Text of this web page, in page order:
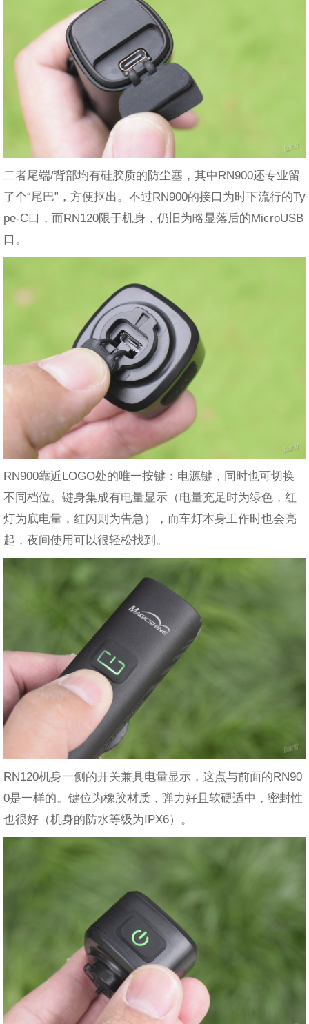
二者尾端/背部均有硅胶质的防尘塞，其中RN900还专业留
了个“尾巴”，方便抠出。不过RN900的接口为时下流行的Ty
pe-C口，而RN120限于机身，仍旧为略显落后的MicroUSB
口。
RN900靠近LOGO处的唯一按键：电源键，同时也可切换
不同档位。键身集成有电量显示（电量充足时为绿色，红
灯为底电量，红闪则为告急），而车灯本身工作时也会亮
起，夜间使用可以很轻松找到。
RN120机身一侧的开关兼具电量显示，这点与前面的RN90
0是一样的。键位为橡胶材质，弹力好且软硬适中，密封性
也很好（机身的防水等级为IPX6）。